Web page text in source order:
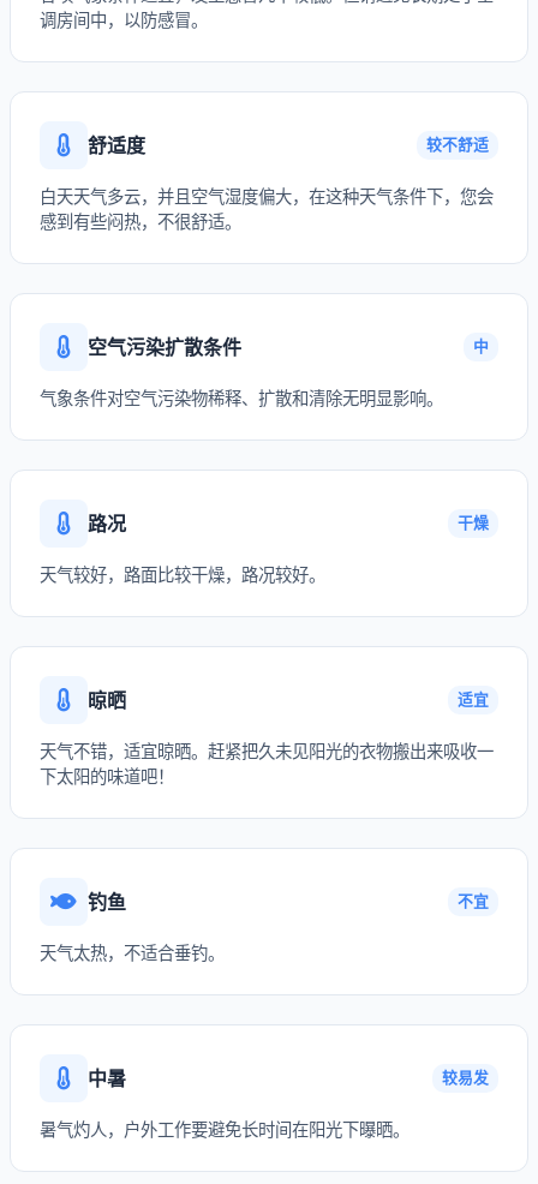
调房间中，以防感冒。
舒适度 较不舒适
白天天气多云，并且空气湿度偏大，在这种天气条件下，您会
感到有些闷热，不很舒适。
空气污染扩散条件 中
气象条件对空气污染物稀释、扩散和清除无明显影响。
路况 干燥
天气较好，路面比较干燥，路况较好。
晾晒 适宜
天气不错，适宜晾晒。赶紧把久未见阳光的衣物搬出来吸收一
下太阳的味道吧！
钓鱼 不宜
天气太热，不适合垂钓。
中暑 较易发
暑气灼人，户外工作要避免长时间在阳光下曝晒。